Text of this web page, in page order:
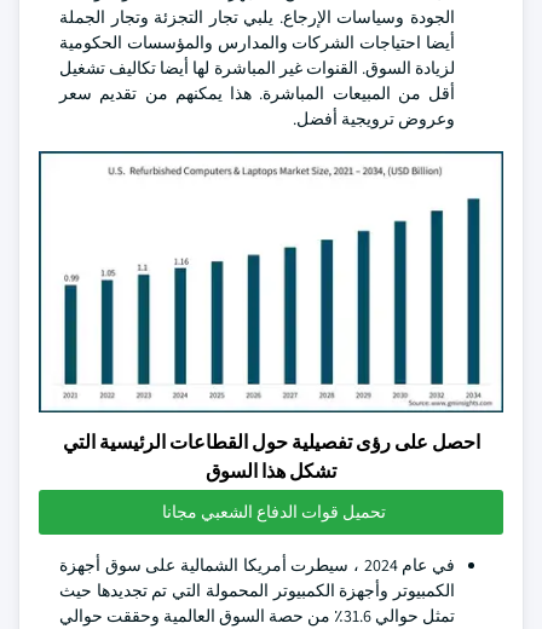
الجودة وسياسات الإرجاع. يلبي تجار التجزئة وتجار الجملة
أيضا احتياجات الشركات والمدارس والمؤسسات الحكومية
لزيادة السوق. القنوات غير المباشرة لها أيضا تكاليف تشغيل
أقل من المبيعات المباشرة. هذا يمكنهم من تقديم سعر
وعروض ترويجية أفضل.
احصل على رؤى تفصيلية حول القطاعات الرئيسية التي
تشكل هذا السوق
تحميل قوات الدفاع الشعبي مجانا
في عام 2024 ، سيطرت أمريكا الشمالية على سوق أجهزة
الكمبيوتر وأجهزة الكمبيوتر المحمولة التي تم تجديدها حيث
تمثل حوالي 31.6٪ من حصة السوق العالمية وحققت حوالي